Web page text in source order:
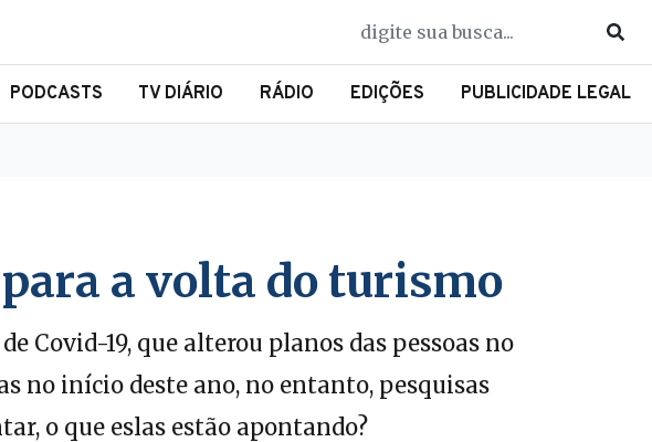
PODCASTS TV DIÁRIO RÁDIO EDIÇÕES PUBLICIDADE LEGAL
a volta do turismo
Covid-19, que alterou planos das pessoas no
no início deste ano, no entanto, pesquisas
o que eslas estão apontando?